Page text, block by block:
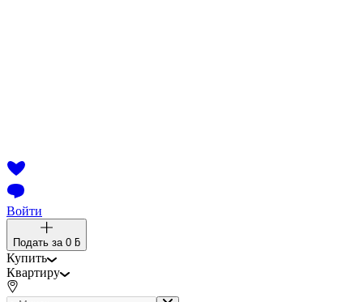
Войти
Подать за 0 ƃ
Купить
Квартиру